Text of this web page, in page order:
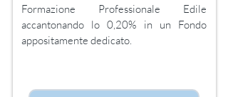
Formazione Professionale Edile
accantonando lo 0,20% in un Fondo
appositamente dedicato.